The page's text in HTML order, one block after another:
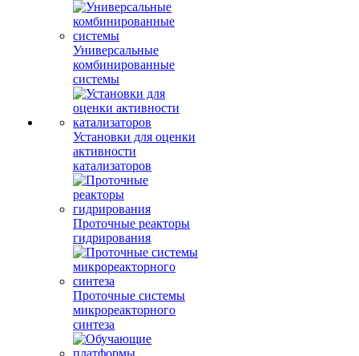
Универсальные
комбинированные
системы
Установки для оценки
активности
катализаторов
Проточные реакторы
гидрирования
Проточные системы
микрореакторного
синтеза